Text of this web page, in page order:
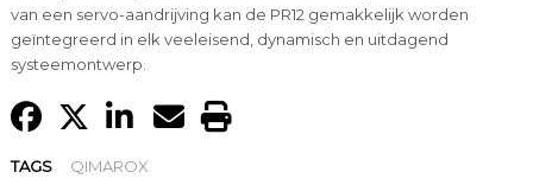
van een servo-aandrijving kan de PR12 gemakkelijk worden
geïntegreerd in elk veeleisend, dynamisch en uitdagend
systeemontwerp.
TAGS QIMAROX